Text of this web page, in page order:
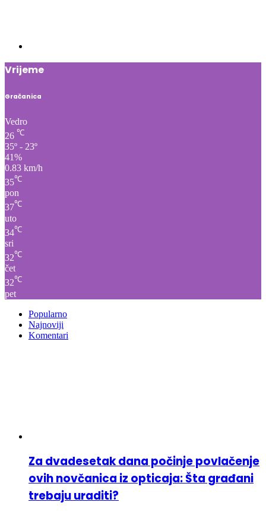
Vrijeme
Gračanica
Vedro
26 ℃
35º - 23º
41%
0.83 km/h
35℃
pon
37℃
uto
34℃
sri
32℃
čet
32℃
pet
Popularno
Najnoviji
Komentari
Za dvadesetak dana počinje povlačenje
ovih novčanica iz opticaja: Šta građani
trebaju uraditi?